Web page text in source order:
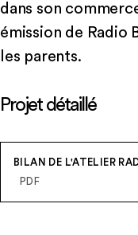
dans son
émission de Radio
les parents.
Projet détaillé
BILAN DE L'ATELIER
PDF